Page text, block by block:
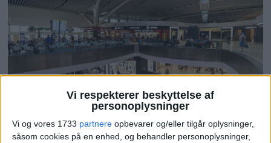
Vi respekterer beskyttelse af
personoplysninger
Vi og vores 1733 partnere opbevarer og/eller tilgår oplysninger,
såsom cookies på en enhed, og behandler personoplysninger,
PREMIUM